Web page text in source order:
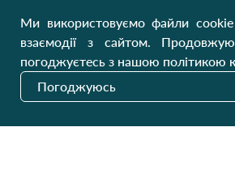
Для дітей
Домашній текстиль
Замовити
Пн-Пт9:00 -
НД Вихідний
Україна,
Ми використовуємо файли
взаємодії з сайтом.
погоджуєтесь з нашою політикою
Погоджуюсь